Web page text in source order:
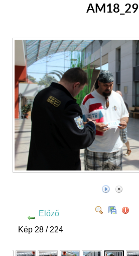
AM18_29
Előző
Kép 28 / 224